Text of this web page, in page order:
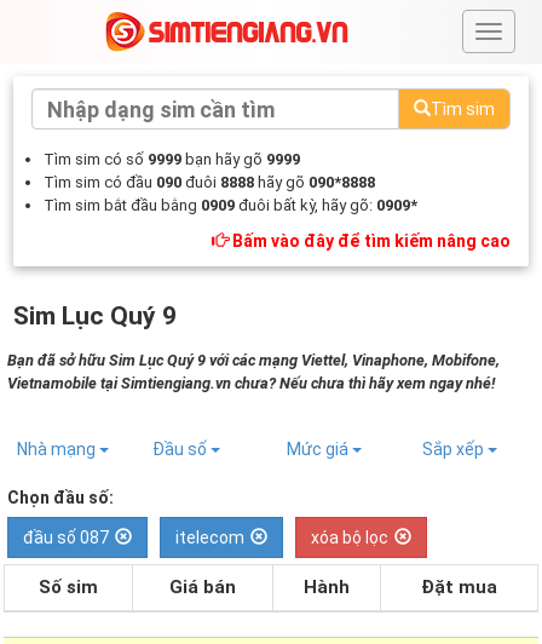
#
Tìm sim
Tìm sim có số 9999 bạn hãy gõ 9999
Tìm sim có đầu 090 đuôi 8888 hãy gõ 090*8888
Tìm sim bắt đầu bằng 0909 đuôi bất kỳ, hãy gõ: 0909*
Bấm vào đây để tìm kiếm nâng cao
Sim Lục Quý 9
Bạn đã sở hữu Sim Lục Quý 9 với các mạng Viettel, Vinaphone, Mobifone,
Vietnamobile tại Simtiengiang.vn chưa? Nếu chưa thì hãy xem ngay nhé!
Nhà mạng Đầu số Mức giá Sắp xếp
Chọn đầu số:
đầu số 087 itelecom xóa bộ lọc
Số sim Giá bán Hành Đặt mua